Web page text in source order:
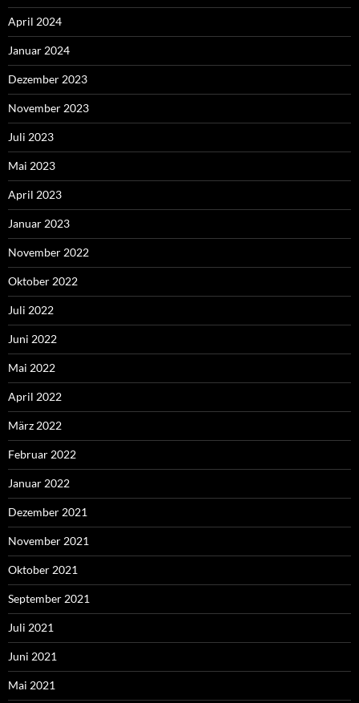
April 2024
Januar 2024
Dezember 2023
November 2023
Juli 2023
Mai 2023
April 2023
Januar 2023
November 2022
Oktober 2022
Juli 2022
Juni 2022
Mai 2022
April 2022
März 2022
Februar 2022
Januar 2022
Dezember 2021
November 2021
Oktober 2021
September 2021
Juli 2021
Juni 2021
Mai 2021